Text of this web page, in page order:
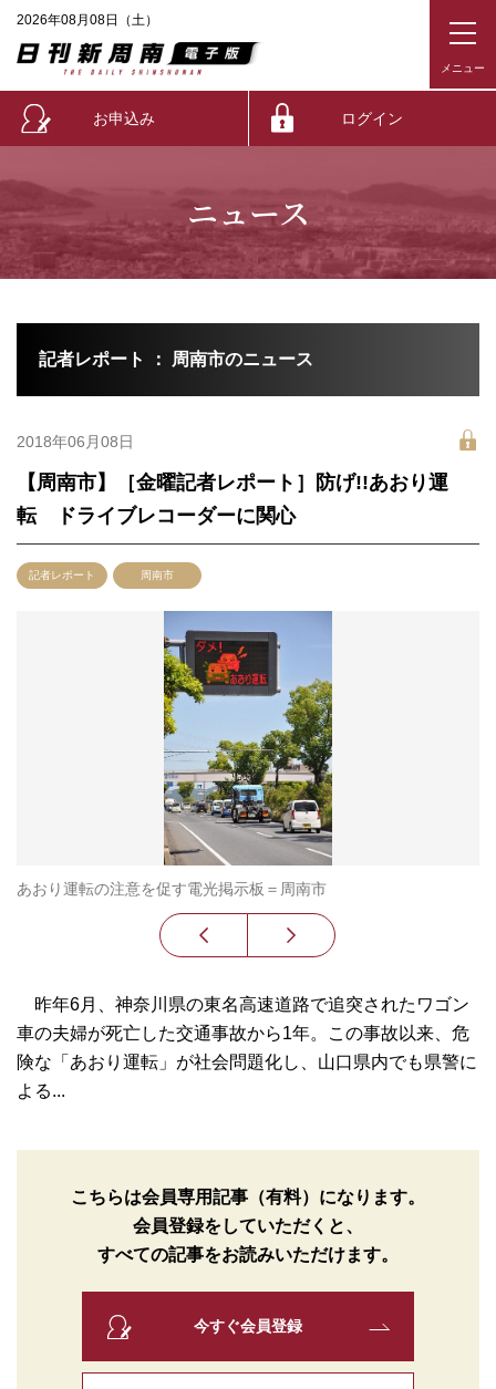
2026年08月08日（土）
お申込み ログイン
ニュース
記者レポート ： 周南市のニュース
2018年06月08日
【周南市】［金曜記者レポート］防げ!!あおり運
転 ドライブレコーダーに関心
記者レポート 周南市
あおり運転の注意を促す電光掲示板＝周南市
昨年6月、神奈川県の東名高速道路で追突されたワゴン
車の夫婦が死亡した交通事故から1年。この事故以来、危
険な「あおり運転」が社会問題化し、山口県内でも県警に
よる...
こちらは会員専用記事（有料）になります。
会員登録をしていただくと、
すべての記事をお読みいただけます。
今すぐ会員登録